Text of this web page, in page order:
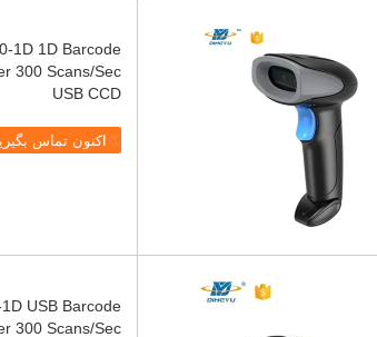
1D 1D Barcode
300 Scans/Sec
USB CCD
اکنون تماس
USB Barcode
300 Scans/Sec